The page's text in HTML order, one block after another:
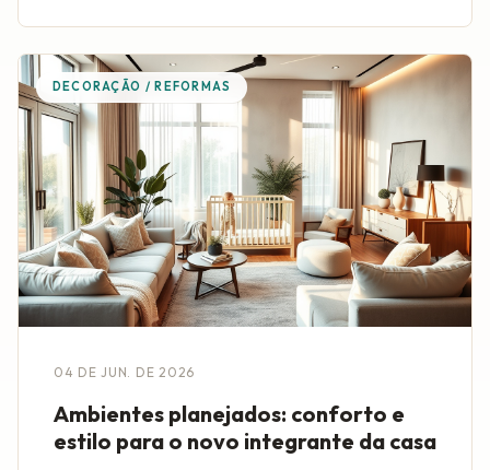
DECORAÇÃO / REFORMAS
04 DE JUN. DE 2026
Ambientes planejados: conforto e
estilo para o novo integrante da casa